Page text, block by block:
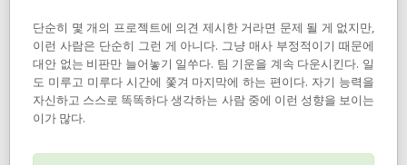
단순히 몇 개의 프로젝트에 의견 제시한 거라면 문제 될 게 없지만,
이런 사람은 단순히 그런 게 아니다. 그냥 매사 부정적이기 때문에
대안 없는 비판만 늘어놓기 일쑤다. 팀 기운을 계속 다운시킨다. 일
도 미루고 미루다 시간에 쫓겨 마지막에 하는 편이다. 자기 능력을
자신하고 스스로 똑똑하다 생각하는 사람 중에 이런 성향을 보이는
이가 많다.